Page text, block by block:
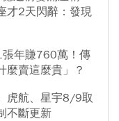
才2天閃辭：發現
張年賺760萬！傳
麼賣這麼貴」？
虎航、星宇8/9取
不斷更新